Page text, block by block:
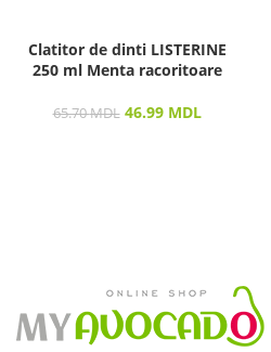
Clatitor de dinti LISTERINE
250 ml Menta racoritoare
65.70MDL 46.99 MDL